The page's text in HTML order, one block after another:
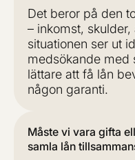
Det beror på den
– inkomst,
situationen ser ut
medsökande med
lättare att få lån
någon garanti.
Måste vi vara gifta
samla lån